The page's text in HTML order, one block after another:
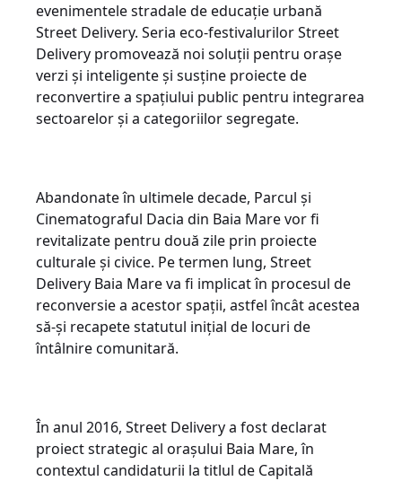
evenimentele stradale de educație urbană
Street Delivery. Seria eco-festivalurilor Street
Delivery promovează noi soluții pentru orașe
verzi și inteligente și susține proiecte de
reconvertire a spațiului public pentru integrarea
sectoarelor și a categoriilor segregate.
Abandonate în ultimele decade, Parcul și
Cinematograful Dacia din Baia Mare vor fi
revitalizate pentru două zile prin proiecte
culturale și civice. Pe termen lung, Street
Delivery Baia Mare va fi implicat în procesul de
reconversie a acestor spații, astfel încât acestea
să-și recapete statutul inițial de locuri de
întâlnire comunitară.
În anul 2016, Street Delivery a fost declarat
proiect strategic al orașului Baia Mare, în
contextul candidaturii la titlul de Capitală